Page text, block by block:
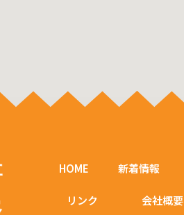
HOME 新着情報
リンク 会社概要